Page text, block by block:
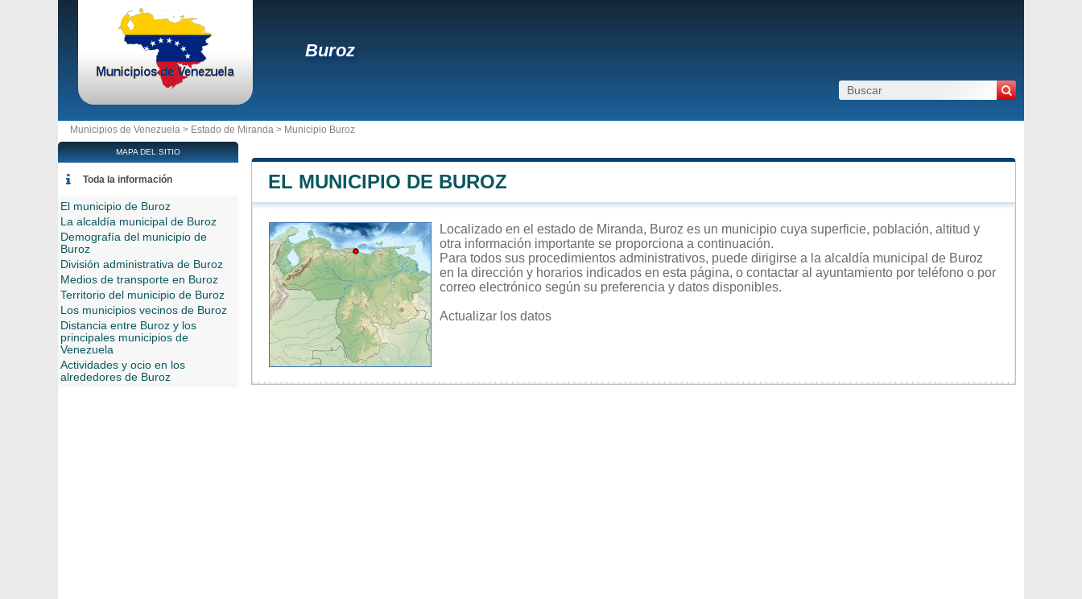
Buroz
Municipios de Venezuela > Estado de Miranda > Municipio Buroz
EL MUNICIPIO DE BUROZ
Localizado en el estado de Miranda, Buroz es un municipio cuya superficie, población, altitud y
otra información importante se proporciona a continuación.
Para todos sus procedimientos administrativos, puede dirigirse a la alcaldía municipal de Buroz
en la dirección y horarios indicados en esta página, o contactar al ayuntamiento por teléfono o por
correo electrónico según su preferencia y datos disponibles.
Actualizar los datos
MAPA DEL SITIO
Toda la información
El municipio de Buroz
La alcaldía municipal de Buroz
Demografía del municipio de
Buroz
División administrativa de Buroz
Medios de transporte en Buroz
Territorio del municipio de Buroz
Los municipios vecinos de Buroz
Distancia entre Buroz y los
principales municipios de
Venezuela
Actividades y ocio en los
alrededores de Buroz